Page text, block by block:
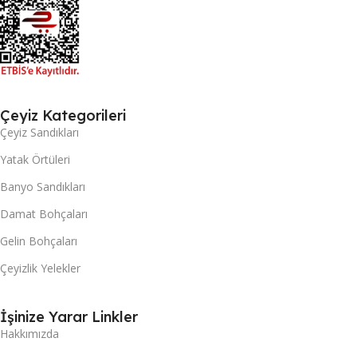
Çeyiz Kategorileri
Çeyiz Sandıkları
Yatak Örtüleri
Banyo Sandıkları
Damat Bohçaları
Gelin Bohçaları
Çeyizlik Yelekler
İşinize Yarar Linkler
Hakkımızda